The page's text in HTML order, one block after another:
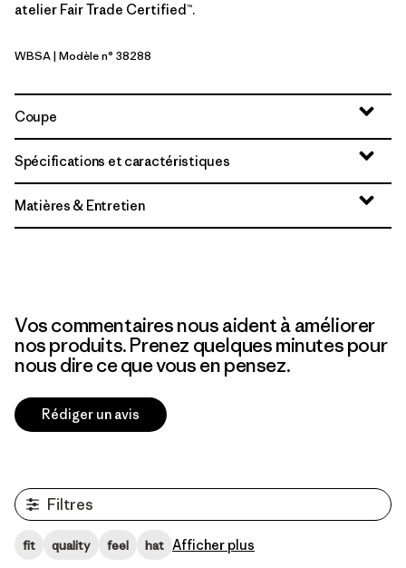
atelier Fair Trade Certified™.
White w/Blue Sage
WBSA| Modèle n° 38288
Coupe
Spécifications et caractéristiques
Matières & Entretien
Vos commentaires nous aident à améliorer
nos produits. Prenez quelques minutes pour
nous dire ce que vous en pensez.
Rédiger un avis
Filtres
fit quality feel hat Afficher plus